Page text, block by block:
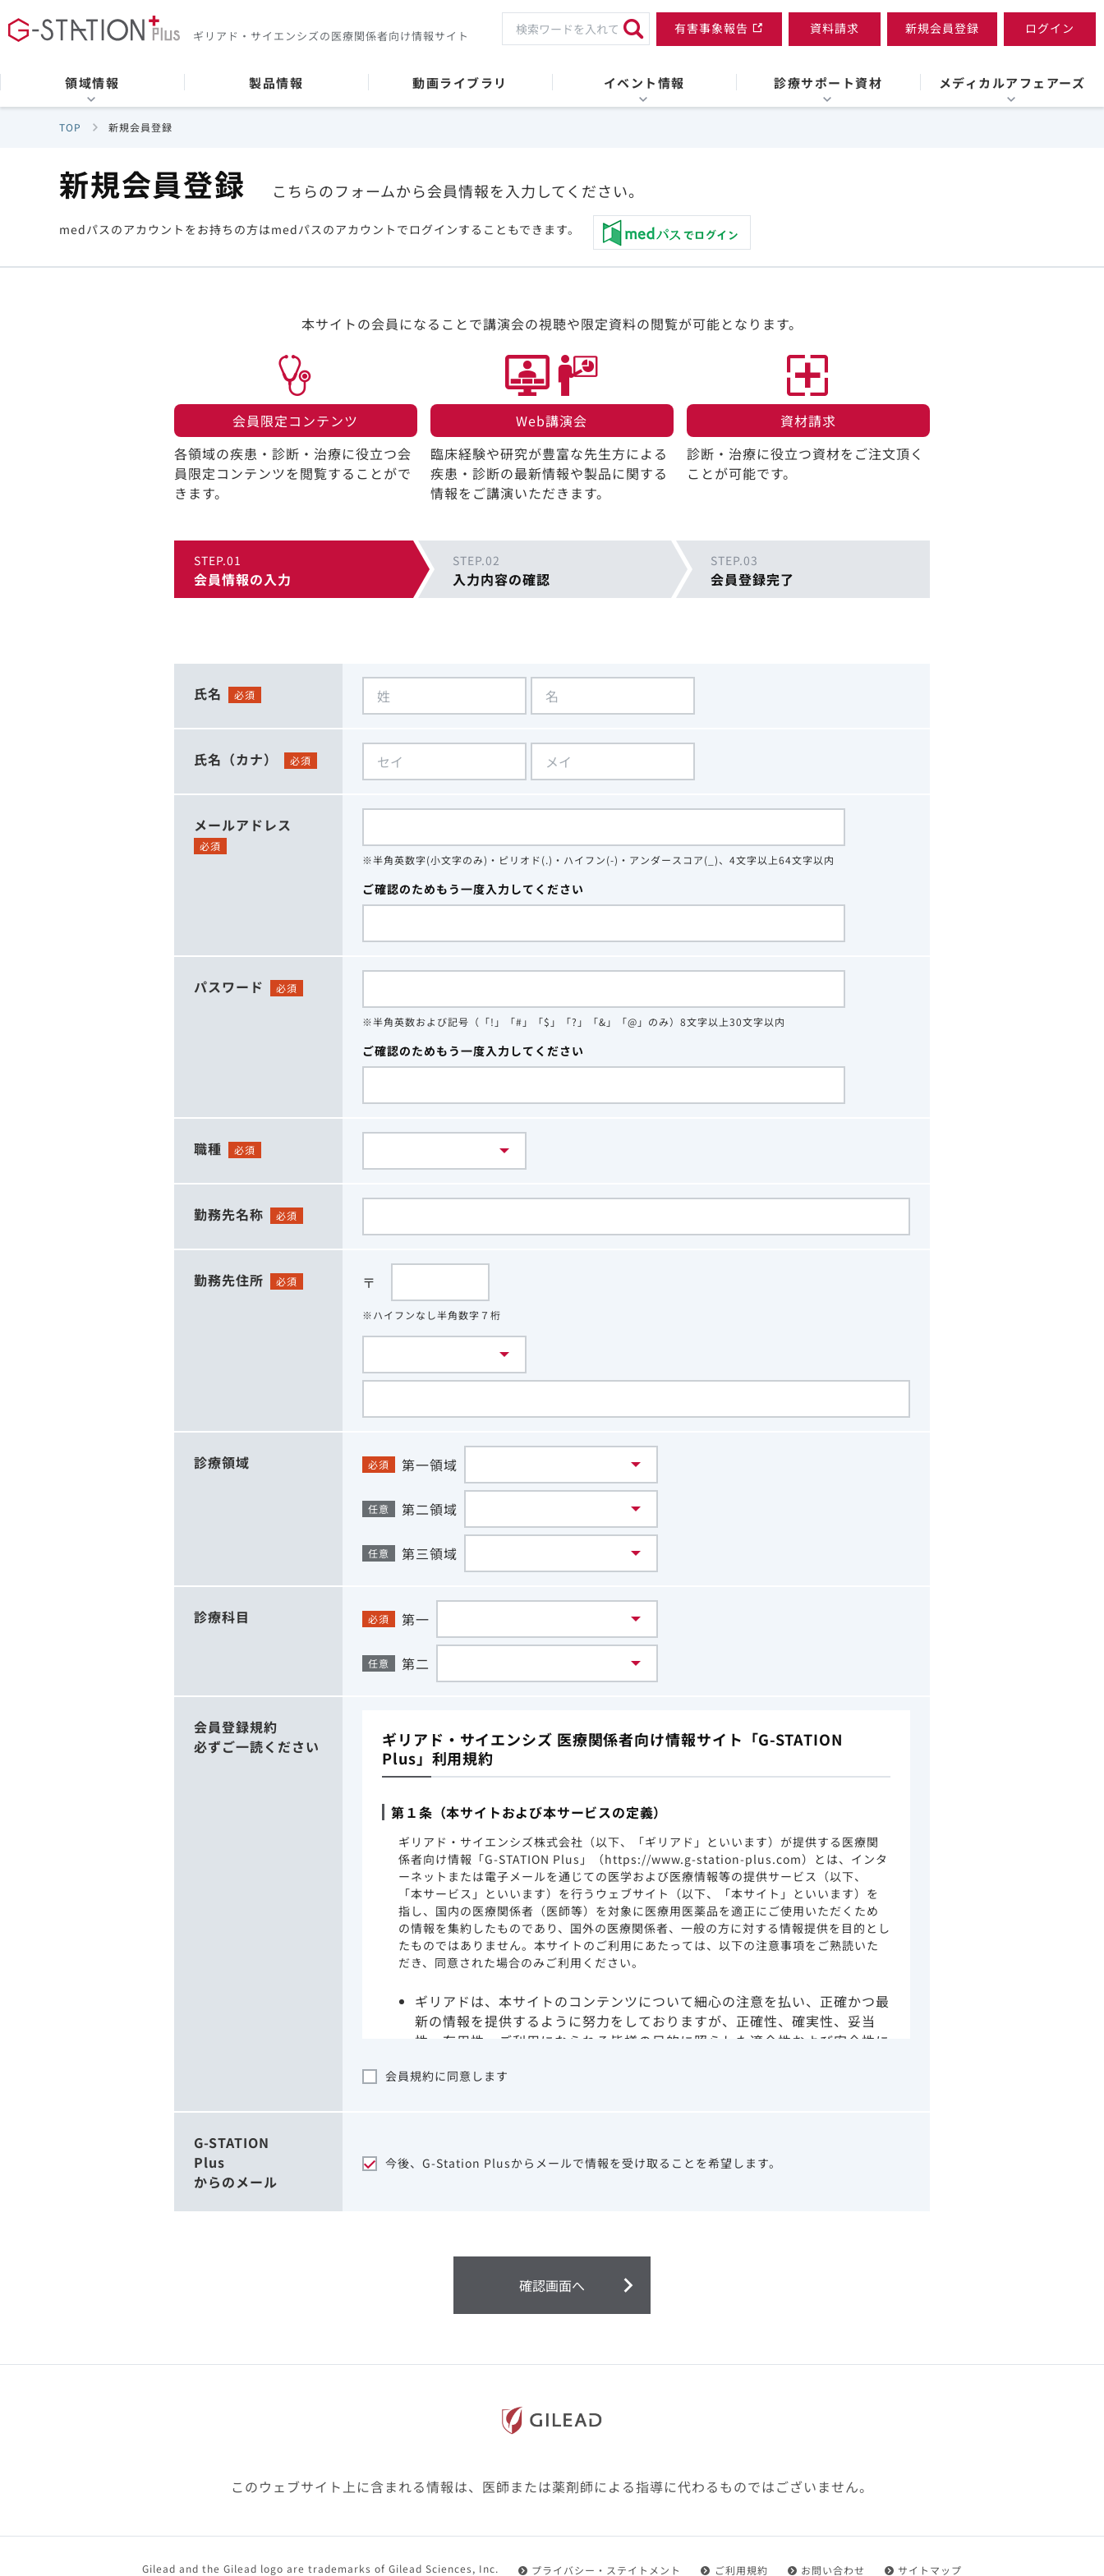
ギリアド・サイエンシズの医療関係者向け情報サイト 有害事象報告 資料請求 新規会員登録 ログイン
領域情報 製品情報 動画ライブラリ イベント情報 診療サポート資材 メディカルアフェアーズ
TOP 新規会員登録
新規会員登録 こちらのフォームから会員情報を入力してください。
medパスのアカウントをお持ちの方はmedパスのアカウントでログインすることもできます。
本サイトの会員になることで講演会の視聴や限定資料の閲覧が可能となります。
会員限定コンテンツ​
各領域の疾患・診断・治療に役立つ会
員限定コンテンツを閲覧することがで
きます。​
Web講演会​
臨床経験や研究が豊富な先生方による
疾患・診断の最新情報や製品に関する
情報をご講演いただきます。
資材請求​
診断・治療に役立つ資材をご注文頂く
ことが可能です。
STEP.01
会員情報の入力
STEP.02
入力内容の確認
STEP.03
会員登録完了
氏名 必須
氏名（カナ） 必須
メールアドレス
必須
※半角英数字(小文字のみ)・ピリオド(.)・ハイフン(-)・アンダースコア(_)、4文字以上64文字以内
ご確認のためもう一度入力してください
パスワード 必須
※半角英数および記号（「!」「#」「$」「?」「&」「@」のみ）8文字以上30文字以内
ご確認のためもう一度入力してください
職種 必須
勤務先名称 必須
勤務先住所 必須 〒
※ハイフンなし半角数字７桁
診療領域 必須 第一領域
任意 第二領域
任意 第三領域
診療科目 必須 第一
任意 第二
会員登録規約
必ずご一読ください
ギリアド・サイエンシズ 医療関係者向け情報サイト「G-STATION
Plus」利用規約
第１条（本サイトおよび本サービスの定義）
ギリアド・サイエンシズ株式会社（以下、「ギリアド」といいます）が提供する医療関
係者向け情報「G-STATION Plus」（https://www.g-station-plus.com）とは、インタ
ーネットまたは電子メールを通じての医学および医療情報等の提供サービス（以下、
「本サービス」といいます）を行うウェブサイト（以下、「本サイト」といいます）を
指し、国内の医療関係者（医師等）を対象に医療用医薬品を適正にご使用いただくため
の情報を集約したものであり、国外の医療関係者、一般の方に対する情報提供を目的とし
たものではありません。本サイトのご利用にあたっては、以下の注意事項をご熟読いた
だき、同意された場合のみご利用ください。
ギリアドは、本サイトのコンテンツについて細心の注意を払い、正確かつ最
新の情報を提供するように努力をしておりますが、正確性、確実性、妥当
性、有用性、ご利用になられる皆様の目的に照らした適合性および安全性に
サイトを利用することまたは利用できなかったことより生じる損害について
本サイト内の情報は、医師その他医療関係者が行なうべきアドバイスやサー
第２条（会員）
1.会員とは、医療関係者の方で、本サービスの利用規約（以下、「本規約」といいます）
4.会員は、設置した機器がギリアドの示す利用環境に適合していない場合や自らの機器の
設定により本サービスの利用ができない場合があることを予め了承するものとします。ま
5.会員は、登録した会員情報に変更が生じた場合には、その都度速やかに本サイト内に設
会員規約に同意します
G-STATION
Plus
からのメール
今後、G-Station Plusからメールで情報を受け取ることを希望します。
確認画面へ
このウェブサイト上に含まれる情報は、医師または薬剤師による指導に代わるものではございません。
Gilead and the Gilead logo are trademarks of Gilead Sciences, Inc. プライバシー・ステイトメント ご利用規約 お問い合わせ サイトマップ